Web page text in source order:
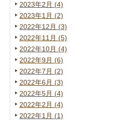
2023年2月 (4)
2023年1月 (2)
2022年12月 (3)
2022年11月 (5)
2022年10月 (4)
2022年9月 (6)
2022年7月 (2)
2022年6月 (3)
2022年5月 (4)
2022年2月 (4)
2022年1月 (1)